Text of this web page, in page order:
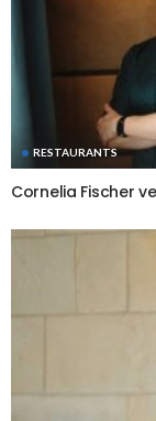
RESTAURANTS
Cornelia Fischer